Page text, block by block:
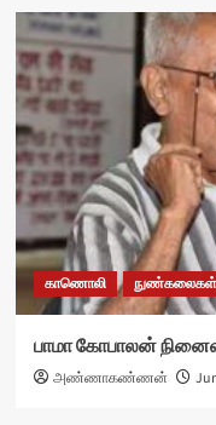
காணொலி நுண்கலைகள்
பாமா கோபாலன்
அண்ணாகண்ணன்